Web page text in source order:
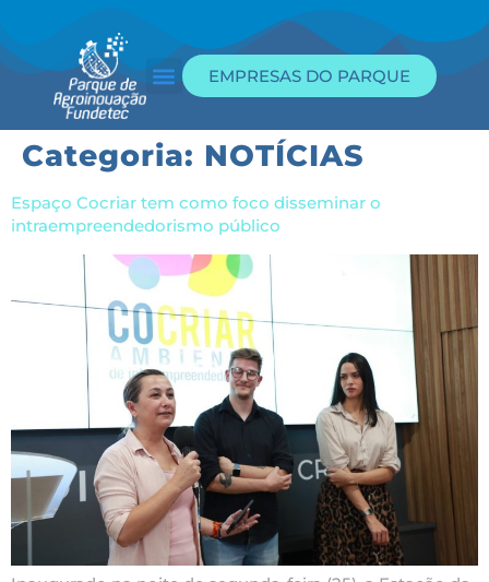
EMPRESAS DO PARQUE
Categoria: NOTÍCIAS
Espaço Cocriar tem como foco disseminar o
intraempreendedorismo público